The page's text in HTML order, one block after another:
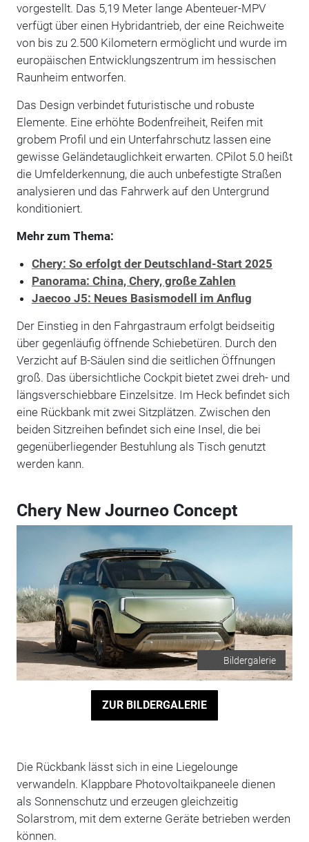
vorgestellt. Das 5,19 Meter lange Abenteuer-MPV
verfügt über einen Hybridantrieb, der eine Reichweite
von bis zu 2.500 Kilometern ermöglicht und wurde im
europäischen Entwicklungszentrum im hessischen
Raunheim entworfen.
Das Design verbindet futuristische und robuste
Elemente. Eine erhöhte Bodenfreiheit, Reifen mit
grobem Profil und ein Unterfahrschutz lassen eine
gewisse Geländetauglichkeit erwarten. CPilot 5.0 heißt
die Umfelderkennung, die auch unbefestigte Straßen
analysieren und das Fahrwerk auf den Untergrund
konditioniert.
Mehr zum Thema:
Chery: So erfolgt der Deutschland-Start 2025
Panorama: China, Chery, große Zahlen
Jaecoo J5: Neues Basismodell im Anflug
Der Einstieg in den Fahrgastraum erfolgt beidseitig
über gegenläufig öffnende Schiebetüren. Durch den
Verzicht auf B-Säulen sind die seitlichen Öffnungen
groß. Das übersichtliche Cockpit bietet zwei dreh- und
längsverschiebbare Einzelsitze. Im Heck befindet sich
eine Rückbank mit zwei Sitzplätzen. Zwischen den
beiden Sitzreihen befindet sich eine Insel, die bei
gegenüberliegender Bestuhlung als Tisch genutzt
werden kann.
Chery New Journeo Concept
Bildergalerie
ZUR BILDERGALERIE
Die Rückbank lässt sich in eine Liegelounge
verwandeln. Klappbare Photovoltaikpaneele dienen
als Sonnenschutz und erzeugen gleichzeitig
Solarstrom, mit dem externe Geräte betrieben werden
können.